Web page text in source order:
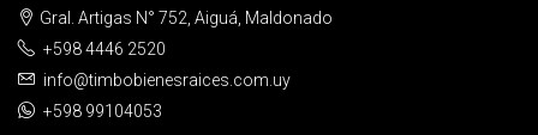
Gral. Artigas N° 752, Aiguá, Maldonado
+598 4446 2520
info@timbobienesraices.com.uy
+598 99104053